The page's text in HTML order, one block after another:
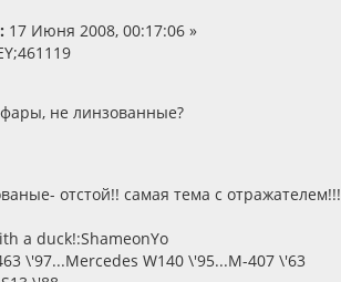
17 Июня 2008, 00:17:06 »
не линзованные?
отстой!! самая тема с отражателем!!!
a duck!:ShameonYo
\'97...Mercedes W140 \'95...M-407 \'63